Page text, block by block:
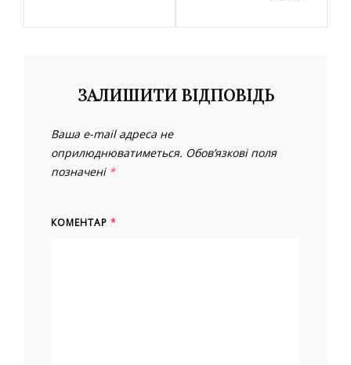
ЗАЛИШИТИ ВІДПОВІДЬ
Ваша e-mail адреса не
оприлюднюватиметься. Обов’язкові поля
позначені *
КОМЕНТАР *